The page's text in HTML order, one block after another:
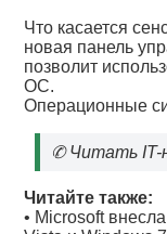
Что касается
новая панель
позволит
ОС.
Операционные
✆Читать IT-
Читайте также:
• Microsoft